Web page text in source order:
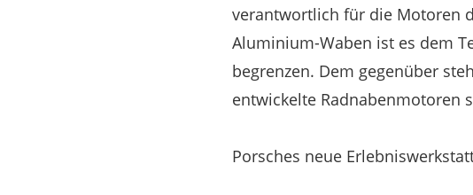
verantwortlich für die Motoren
Aluminium-Waben ist es dem
begrenzen. Dem gegenüber
entwickelte Radnabenmotoren
Porsches neue